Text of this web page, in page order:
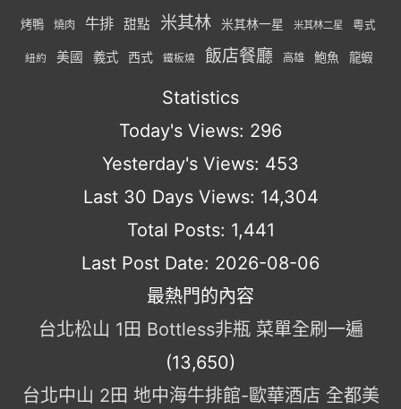
烤鴨 燒肉 牛排 甜點 米其林 米其林一星 米其林二星 粵式
紐約 美國 義式 西式 鐵板燒 飯店餐廳 高雄 鮑魚 龍蝦
Statistics
Today's Views: 296
Yesterday's Views: 453
Last 30 Days Views: 14,304
Total Posts: 1,441
Last Post Date: 2026-08-06
最熱門的內容
台北松山 1田 Bottless非瓶 菜單全刷一遍
(13,650)
台北中山 2田 地中海牛排館-歐華酒店 全都美